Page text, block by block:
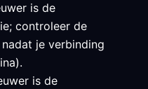
is de
controleer de
je verbinding
is de